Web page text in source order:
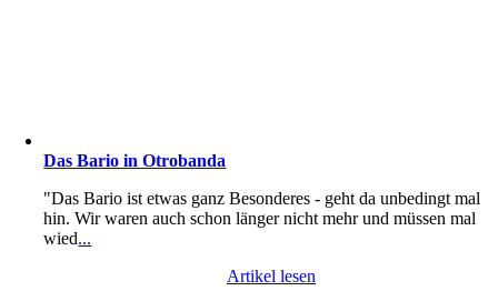
Das Bario in Otrobanda
"Das Bario ist etwas ganz Besonderes - geht da unbedingt mal
hin. Wir waren auch schon länger nicht mehr und müssen mal
wied...
Artikel lesen